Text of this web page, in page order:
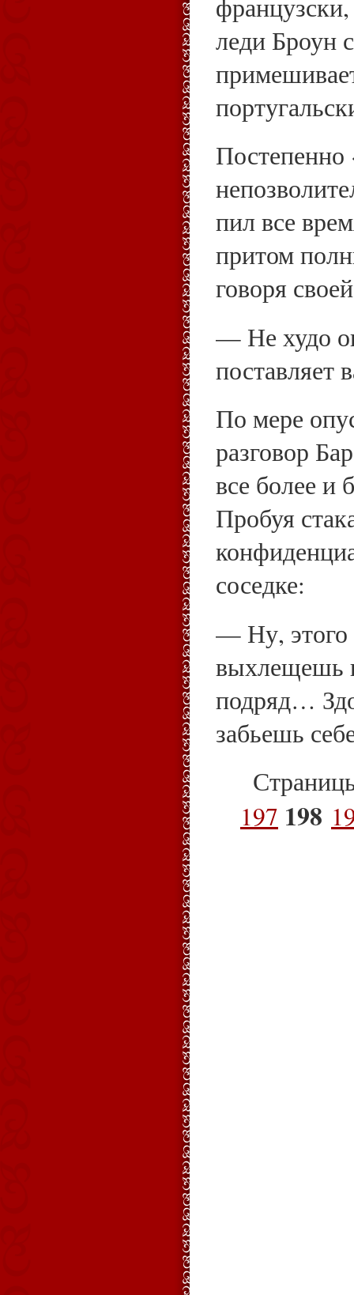
леди Броун
Постепенно
пил все
притом
говоря
— Не худо
поставляет
По мере
разговор
все более и
Пробуя
соседке:
— Ну, этого
выхлещешь
подряд…
забьешь
197 198